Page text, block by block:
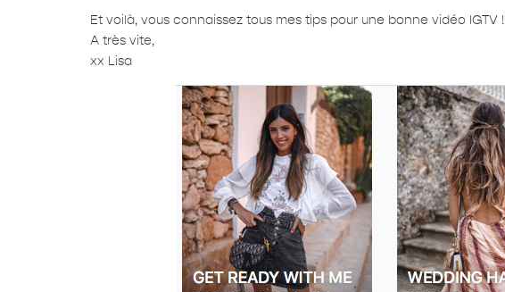
Et voilà, vous connaissez tous mes tips pour une bonne vidéo IGTV !
A très vite,
xx Lisa